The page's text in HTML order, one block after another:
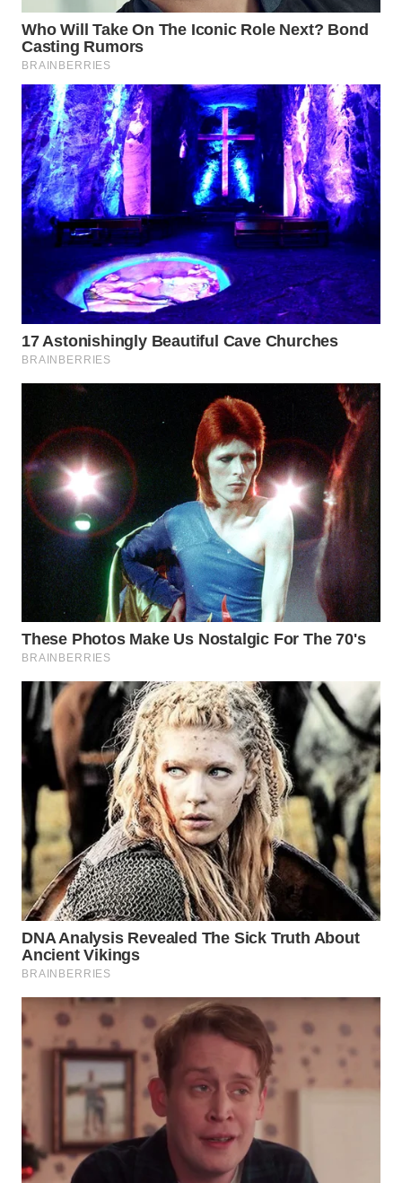
LABUANBAJO
WN
BORNEO
Wahana
Media
Group
WAHANA
NEWS
WAHANA
TANI
WAHANA
ADVOKAT
INFRASTRUKTUR
WAHANA
KONSUMEN
WAHANA
LISTRIK
WAHANA
TRAVEL
WAHANA
TV
WAHANANEWS
ID
WAHANANEWS
CO ID
WAHANANEWS
NET
WAHANA
SPORT
WAHANA
UMKM
SELEB
WAHANA
PERSONA